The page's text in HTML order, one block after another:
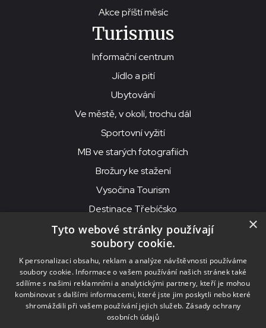
Akce příští měsíc
Turismus
Informační centrum
Jídlo a pití
Ubytování
Ve městě, v okolí, trochu dál
Sportovní vyžití
MB ve starých fotografiích
Brožury ke stažení
Vysočina Tourism
Destinace Třebíčsko
© 2026MKS Beseda Mor. Budějovice
MKS Beseda, příspěvková organizace, Purcnerova 62, 676 02
Moravské Budějovice
IČO: 00091758, DIČ: CZ00091758, ID datové schránky: chjn2kd
×
Tyto webové stránky používají
soubory cookie.
K personalizaci obsahu, reklam a analýze návštěvnosti používáme
soubory cookie. Informace o vašem používání našich stránek také
sdílíme s našimi reklamními a analytickými partnery, kteří je mohou
kombinovat s dalšími informacemi, které jste jim poskytli nebo které
shromáždili při vašem používání jejich služeb. Zásady ochrany
osobních údajů